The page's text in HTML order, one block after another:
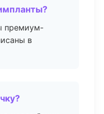
премиум-
в